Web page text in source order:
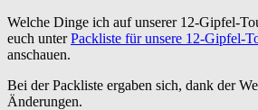
Welche Dinge ich auf unserer 12-Gipfel-
euch unterPackliste für unsere 12-Gipfel-
anschauen.
Bei der Packliste ergaben sich, dank der
Änderungen.